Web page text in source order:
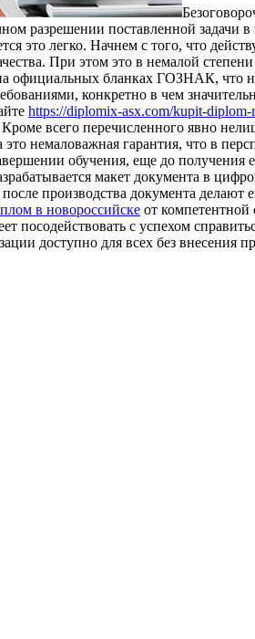
разрешении поставленной задачи
это легко. Начнем с того, что
При этом это в немалой
официальных бланках ГОЗНАК, что
конкретно в чем
https://diplomix-asx.com/kupit-diplom-
всего перечисленного явно
немаловажная гарантия, что в
обучения, еще до получения
макет документа в
производства документа делают
в новороссийске от компетентной
посодействовать с успехом
доступно для всех без внесения